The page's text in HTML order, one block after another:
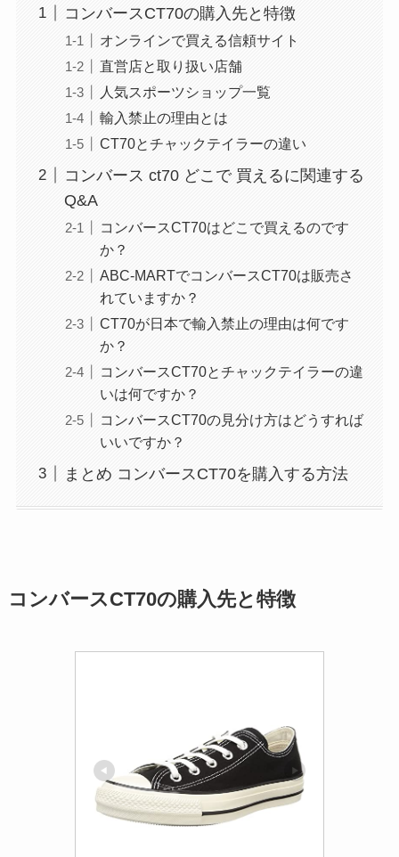
コンバースCT70の購入先と特徴
オンラインで買える信頼サイト
直営店と取り扱い店舗
人気スポーツショップ一覧
輸入禁止の理由とは
CT70とチャックテイラーの違い
コンバース ct70 どこで 買えるに関連する
Q&A
コンバースCT70はどこで買えるのです
か？
ABC-MARTでコンバースCT70は販売さ
れていますか？
CT70が日本で輸入禁止の理由は何です
か？
コンバースCT70とチャックテイラーの違
いは何ですか？
コンバースCT70の見分け方はどうすれば
いいですか？
まとめ コンバースCT70を購入する方法
コンバースCT70の購入先と特徴